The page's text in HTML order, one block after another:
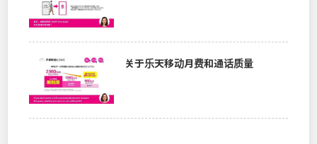
关于乐天移动月费和通话质量